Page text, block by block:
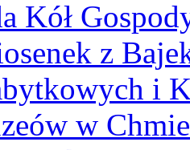
Kół
z
i
w